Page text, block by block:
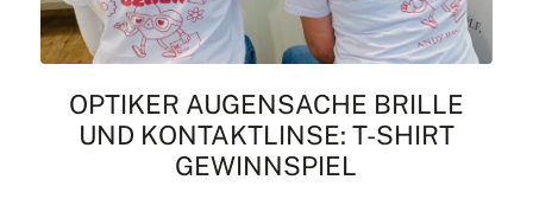
OPTIKER AUGENSACHE BRILLE
UND KONTAKTLINSE: T-SHIRT
GEWINNSPIEL